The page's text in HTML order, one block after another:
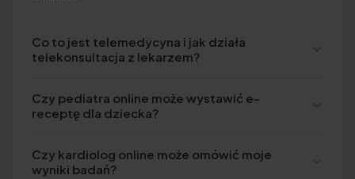
Co to jest telemedycyna i jak działa
telekonsultacja z lekarzem?
Czy pediatra online może wystawić e-
receptę dla dziecka?
Czy kardiolog online może omówić moje
wyniki badań?